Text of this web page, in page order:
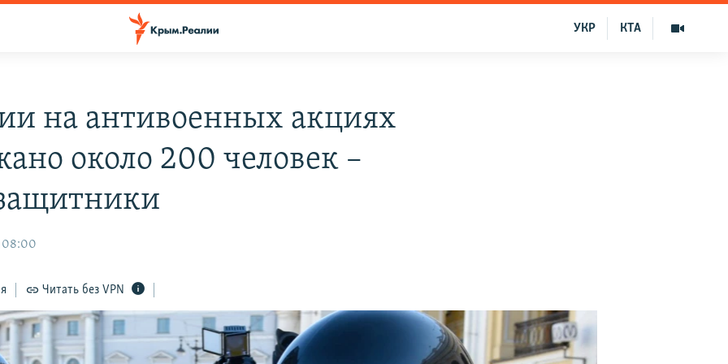
КТА
УКР
на антивоенных акциях
около 200 человек –
08:00
Читать без VPN